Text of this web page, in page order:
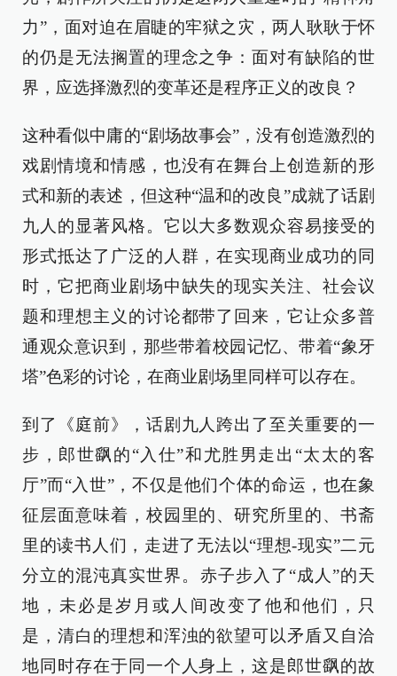
力”，面对迫在眉睫的牢狱之灾，两人耿耿于怀
的仍是无法搁置的理念之争：面对有缺陷的世
界，应选择激烈的变革还是程序正义的改良？
这种看似中庸的“剧场故事会”，没有创造激烈的
戏剧情境和情感，也没有在舞台上创造新的形
式和新的表述，但这种“温和的改良”成就了话剧
九人的显著风格。它以大多数观众容易接受的
形式抵达了广泛的人群，在实现商业成功的同
时，它把商业剧场中缺失的现实关注、社会议
题和理想主义的讨论都带了回来，它让众多普
通观众意识到，那些带着校园记忆、带着“象牙
塔”色彩的讨论，在商业剧场里同样可以存在。
到了《庭前》，话剧九人跨出了至关重要的一
步，郎世飖的“入仕”和尤胜男走出“太太的客
厅”而“入世”，不仅是他们个体的命运，也在象
征层面意味着，校园里的、研究所里的、书斋
里的读书人们，走进了无法以“理想-现实”二元
分立的混沌真实世界。赤子步入了“成人”的天
地，未必是岁月或人间改变了他和他们，只
是，清白的理想和浑浊的欲望可以矛盾又自洽
地同时存在于同一个人身上，这是郎世飖的故